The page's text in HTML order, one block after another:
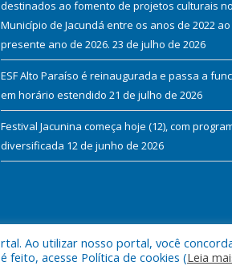
destinados ao fomento de projetos culturais no
Município de Jacundá entre os anos de 2022 ao
presente ano de 2026. 23 de julho de 2026
ESF Alto Paraíso é reinaugurada e passa a
em horário estendido 21 de julho de 2026
Festival Jacunina começa hoje (12), com
diversificada 12 de junho de 2026
Ao utilizar nosso portal, você
feito, acesse Política de cookies (Leia